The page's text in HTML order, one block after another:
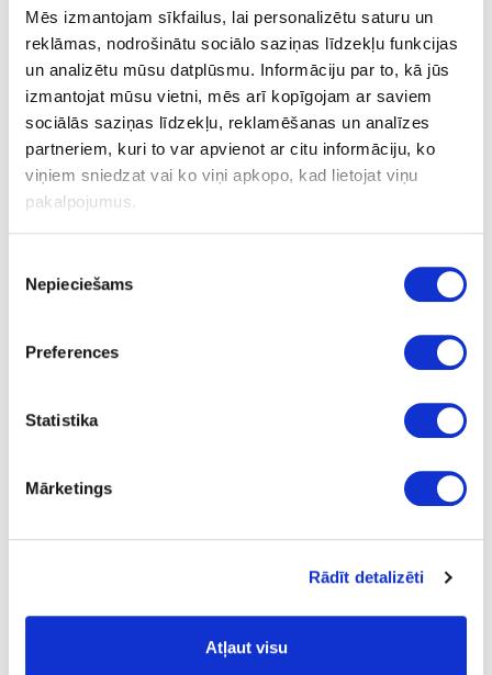
Mēs izmantojam sīkfailus, lai personalizētu saturu un
reklāmas, nodrošinātu sociālo saziņas līdzekļu funkcijas
un analizētu mūsu datplūsmu. Informāciju par to, kā jūs
izmantojat mūsu vietni, mēs arī kopīgojam ar saviem
sociālās saziņas līdzekļu, reklamēšanas un analīzes
partneriem, kuri to var apvienot ar citu informāciju, ko
viņiem sniedzat vai ko viņi apkopo, kad lietojat viņu
pakalpojumus.
izvēle
Nepieciešams
Preferences
Statistika
Mārketings
Rādīt detalizēti
Atļaut visu